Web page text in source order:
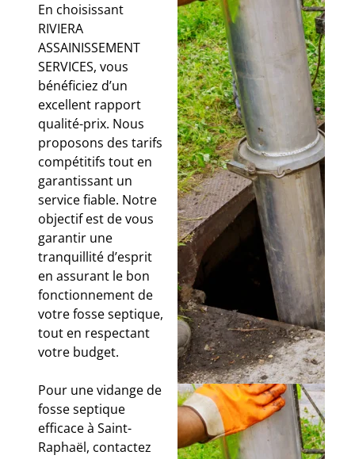
En choisissant
RIVIERA
ASSAINISSEMENT
SERVICES, vous
bénéficiez d’un
excellent rapport
qualité-prix. Nous
proposons des tarifs
compétitifs tout en
garantissant un
service fiable. Notre
objectif est de vous
garantir une
tranquillité d’esprit
en assurant le bon
fonctionnement de
votre fosse septique,
tout en respectant
votre budget.
Pour une vidange de
fosse septique
efficace à Saint-
Raphaël, contactez